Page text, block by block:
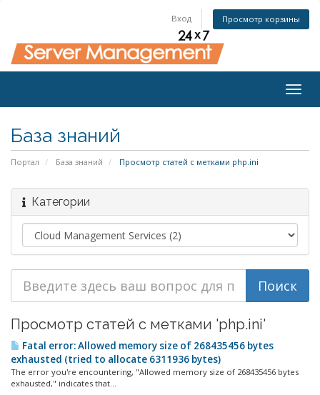
Вход Просмотр корзины
База знаний
Портал База знаний Просмотр статей с метками php.ini
Категории
Просмотр статей с метками 'php.ini'
Fatal error: Allowed memory size of 268435456 bytes
exhausted (tried to allocate 6311936 bytes)
The error you're encountering, "Allowed memory size of 268435456 bytes
exhausted," indicates that...